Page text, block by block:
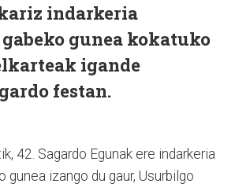
indarkeria
gunea kokatuko
igande
festan.
42. Sagardo Egunak ere indarkeria
gunea izango du gaur, Usurbilgo